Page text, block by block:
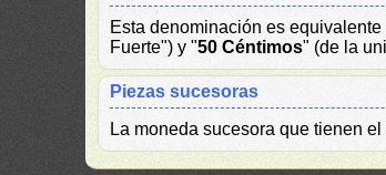
Esta denominación es equivalente
Fuerte") y "50 Céntimos" (de la
Piezas sucesoras
La moneda sucesora que tienen